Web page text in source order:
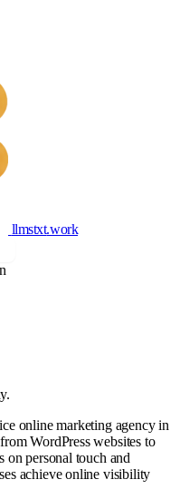
llmstxt.work
online marketing agency in
WordPress websites to
personal touch and
achieve online visibility